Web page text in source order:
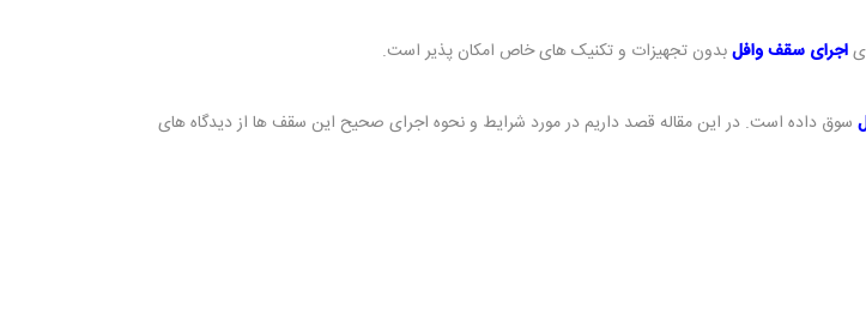
اجرای سقف وافلبدون تجهیزات و تکنیک های خاص امکان پذیر است.
سوق داده است. در این مقاله قصد داریم در مورد شرایط و نحوه اجرای صحیح این سقف ها از دیدگاه های